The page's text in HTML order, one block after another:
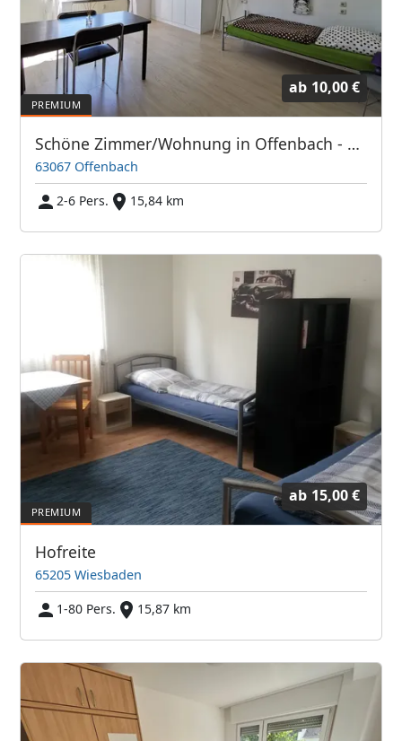
ab 10,00 €
Schöne Zimmer/Wohnung in Offenbach - Direkt bei Frankfurt/Main
63067 Offenbach
2-6 Pers.
15,84 km
ab 15,00 €
Hofreite
65205 Wiesbaden
1-80 Pers.
15,87 km